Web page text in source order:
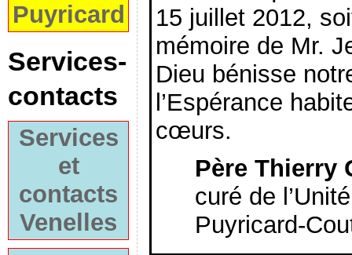
Puyricard
Services-
contacts
Services
et
contacts
Venelles
15 juillet 2012,
mémoire de Mr.
Dieu bénisse
l’Espérance
cœurs.
Père Thierry
curé de
Puyricard-